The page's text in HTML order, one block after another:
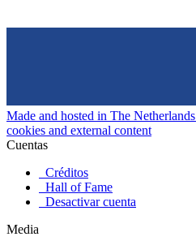
Made and hosted in The Netherlands
cookies and external content
Cuentas
Créditos
Hall of Fame
Desactivar cuenta
Media